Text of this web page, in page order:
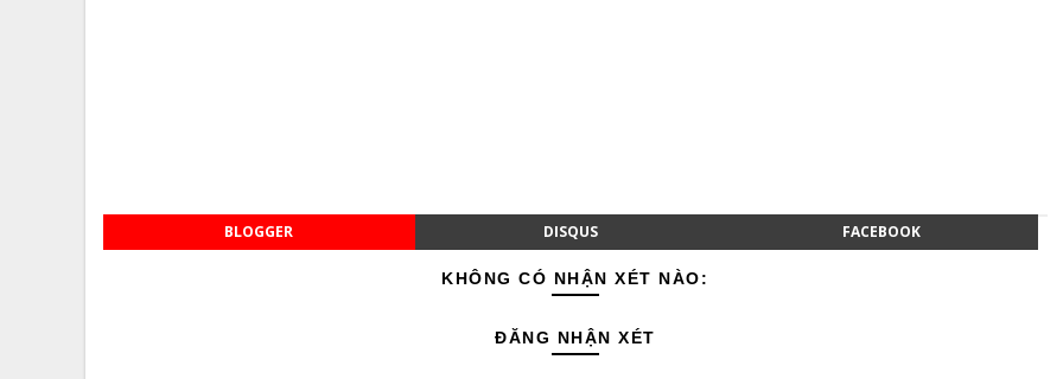
BLOGGER DISQUS FACEBOOK
KHÔNG CÓ NHẬN XÉT NÀO:
ĐĂNG NHẬN XÉT